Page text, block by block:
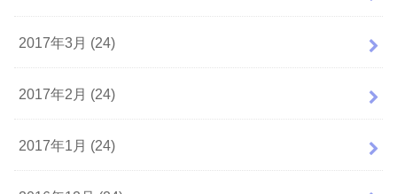
2017年3月 (24)
2017年2月 (24)
2017年1月 (24)